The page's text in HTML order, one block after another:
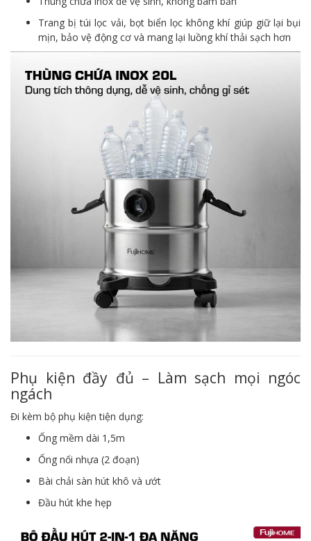
Trang bị túi lọc vải, bọt biển lọc không khí giúp giữ lại bụi
mịn, bảo vệ động cơ và mang lại luồng khí thải sạch hơn
Phụ kiện đầy đủ – Làm sạch mọi ngóc
ngách
Đi kèm bộ phụ kiện tiện dụng:
Ống mềm dài 1,5m
Ống nối nhựa (2 đoạn)
Bài chải sàn hút khô và ướt
Đầu hút khe hẹp